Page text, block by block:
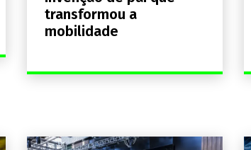
transformou a
mobilidade